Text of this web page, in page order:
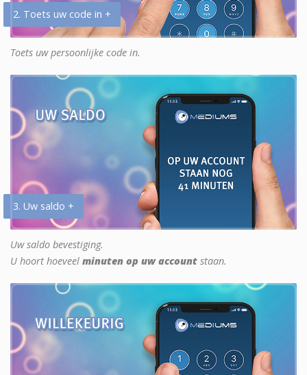
2. Toets uw code in +
Toets uw persoonlijke code in.
3. Uw saldo +
Uw saldo bevestiging.
U hoort hoeveel minuten op uw account staan.